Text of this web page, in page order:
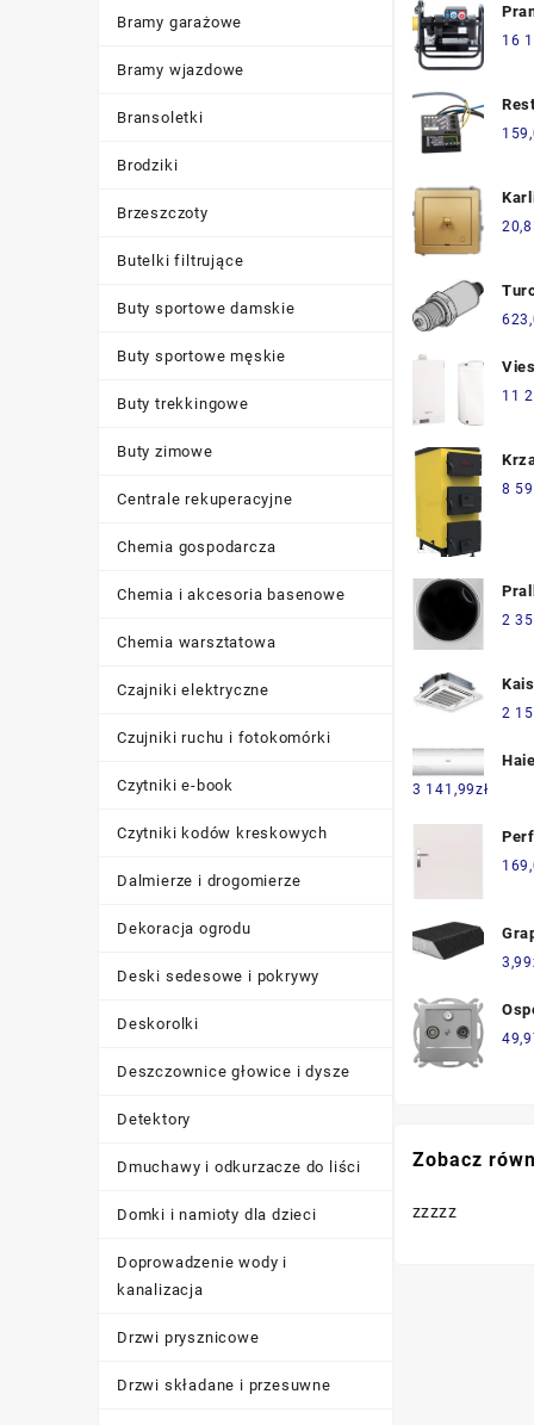
Bramy garażowe
Bramy wjazdowe
Bransoletki
Brodziki
Brzeszczoty
Butelki filtrujące
Buty sportowe damskie
Buty sportowe męskie
Buty trekkingowe
Buty zimowe
Centrale rekuperacyjne
Chemia gospodarcza
Chemia i akcesoria basenowe
Chemia warsztatowa
Czajniki elektryczne
Czujniki ruchu i fotokomórki
Czytniki e-book
Czytniki kodów kreskowych
Dalmierze i drogomierze
Dekoracja ogrodu
Deski sedesowe i pokrywy
Deskorolki
Deszczownice głowice i dysze
Detektory
Dmuchawy i odkurzacze do liści
Domki i namioty dla dzieci
Doprowadzenie wody i
kanalizacja
Drzwi prysznicowe
Drzwi składane i przesuwne
16
I2-
11
8
2
2
3 141,99zł
3,99
Zobacz
zzzzz